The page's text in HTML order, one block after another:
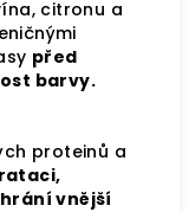
citronu a
před
barvy.
proteinů a
vnější